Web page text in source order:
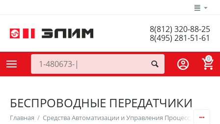
8(812) 320-88-25
8(495) 281-51-61
0
БЕСПРОВОДНЫЕ ПЕРЕДАТЧИКИ
Главная / Средства Автоматизации и Управления Процессами